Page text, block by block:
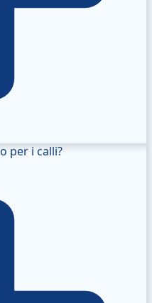
per i calli?